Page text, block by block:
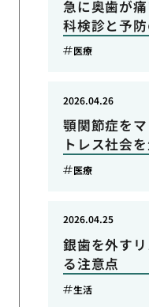
急に奥歯が
科検診と予
医療
顎関節症を
トレス社会
2026.04.26
医療
銀歯を外す
る注意点
2026.04.25
生活